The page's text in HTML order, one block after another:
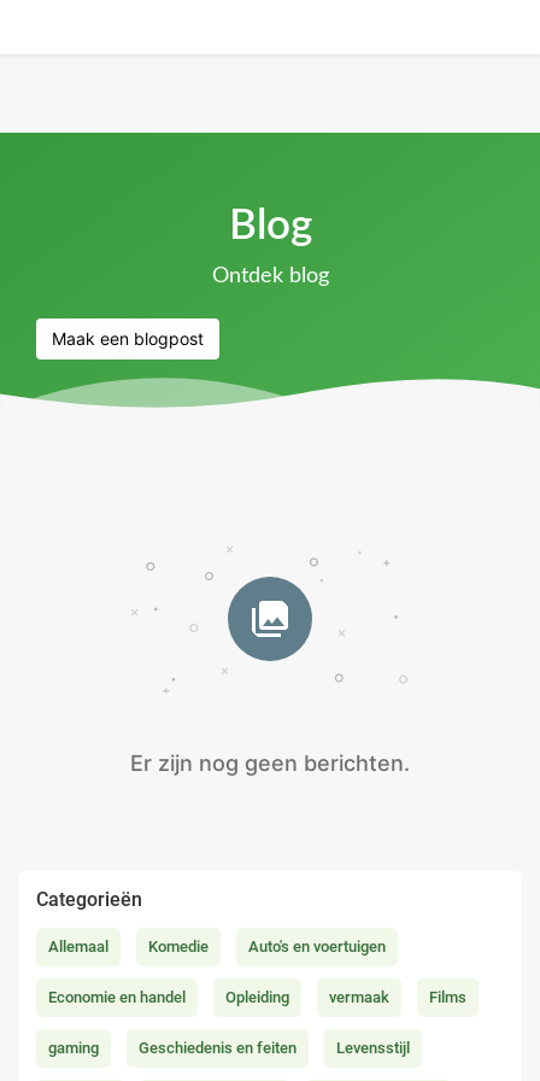
Blog
Ontdek blog
Maak een blogpost
Er zijn nog geen berichten.
Categorieën
Allemaal Komedie Auto's en voertuigen
Economie en handel Opleiding vermaak Films
gaming Geschiedenis en feiten Levensstijl